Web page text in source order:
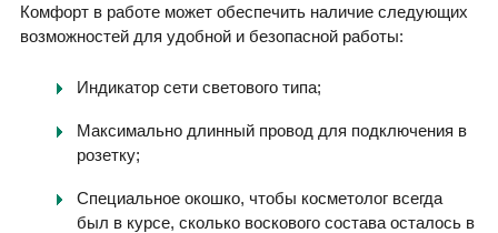
Комфорт в работе может обеспечить наличие следующих
возможностей для удобной и безопасной работы:
Индикатор сети светового типа;
Максимально длинный провод для подключения в
розетку;
Специальное окошко, чтобы косметолог всегда
был в курсе, сколько воскового состава осталось в